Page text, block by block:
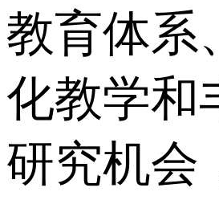
教育体系
化教学和
研究机会